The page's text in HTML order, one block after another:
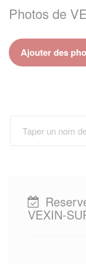
Photos de
Ajouter des
VEXIN-